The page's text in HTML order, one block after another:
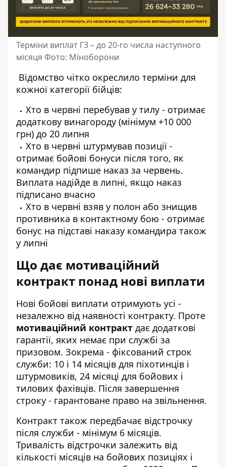
Терміни виплат ГЗ – до 20-го числа наступного
місяця Фото: Міноборони
Відомство чітко окреслило терміни для
кожної категорії бійців:
Хто в червні перебував у тилу - отримає
додаткову винагороду (мінімум +10 000
грн) до 20 липня
Хто в червні штурмував позиції -
отримає бойові бонуси після того, як
командир підпише наказ за червень.
Виплата надійде в липні, якщо наказ
підписано вчасно
Хто в червні взяв у полон або знищив
противника в контактному бою - отримає
бонус на підставі наказу командира також
у липні
Що дає мотиваційний
контракт понад нові виплати
Нові бойові виплати отримують усі -
незалежно від наявності контракту. Проте
мотиваційний контракт дає додаткові
гарантії, яких немає при службі за
призовом. Зокрема - фіксований строк
служби: 10 і 14 місяців для піхотинців і
штурмовиків, 24 місяці для бойових і
тилових фахівців. Після завершення
строку - гарантоване право на звільнення.
Контракт також передбачає відстрочку
після служби - мінімум 6 місяців.
Тривалість відстрочки залежить від
кількості місяців на бойових позиціях і